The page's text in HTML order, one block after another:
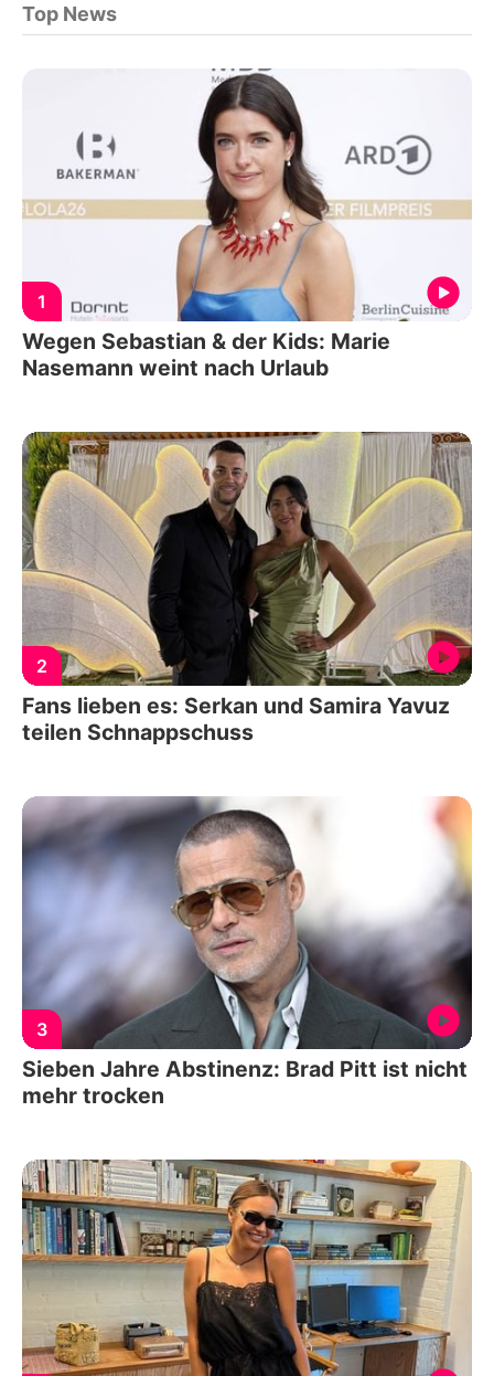
Top News
1
Wegen Sebastian & der Kids: Marie
Nasemann weint nach Urlaub
2
Fans lieben es: Serkan und Samira Yavuz
teilen Schnappschuss
3
Sieben Jahre Abstinenz: Brad Pitt ist nicht
mehr trocken